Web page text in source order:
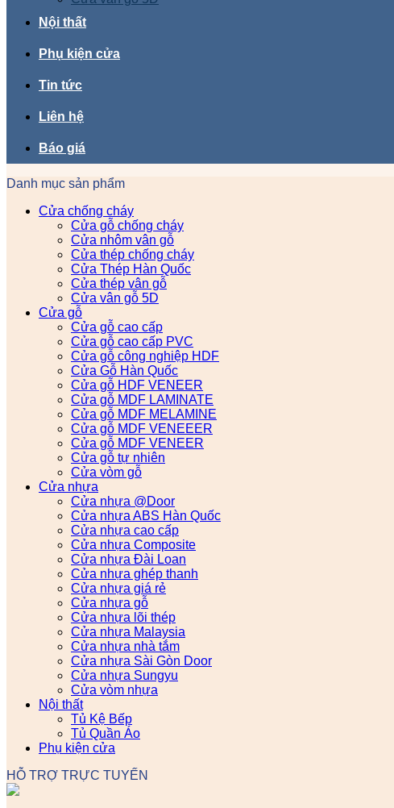
Nội thất
Phụ kiện cửa
Tin tức
Liên hệ
Báo giá
Danh mục sản phẩm
Cửa chống cháy
Cửa gỗ chống cháy
Cửa nhôm vân gỗ
Cửa thép chống cháy
Cửa Thép Hàn Quốc
Cửa thép vân gỗ
Cửa vân gỗ 5D
Cửa gỗ
Cửa gỗ cao cấp
Cửa gỗ cao cấp PVC
Cửa gỗ công nghiệp HDF
Cửa Gỗ Hàn Quốc
Cửa gỗ HDF VENEER
Cửa gỗ MDF LAMINATE
Cửa gỗ MDF MELAMINE
Cửa gỗ MDF VENEEER
Cửa gỗ MDF VENEER
Cửa gỗ tự nhiên
Cửa vòm gỗ
Cửa nhựa
Cửa nhựa @Door
Cửa nhựa ABS Hàn Quốc
Cửa nhựa cao cấp
Cửa nhựa Composite
Cửa nhựa Đài Loan
Cửa nhựa ghép thanh
Cửa nhựa giá rẻ
Cửa nhựa gỗ
Cửa nhựa lõi thép
Cửa nhựa Malaysia
Cửa nhựa nhà tắm
Cửa nhựa Sài Gòn Door
Cửa nhựa Sungyu
Cửa vòm nhựa
Nội thất
Tủ Kệ Bếp
Tủ Quần Áo
Phụ kiện cửa
HỖ TRỢ TRỰC TUYẾN